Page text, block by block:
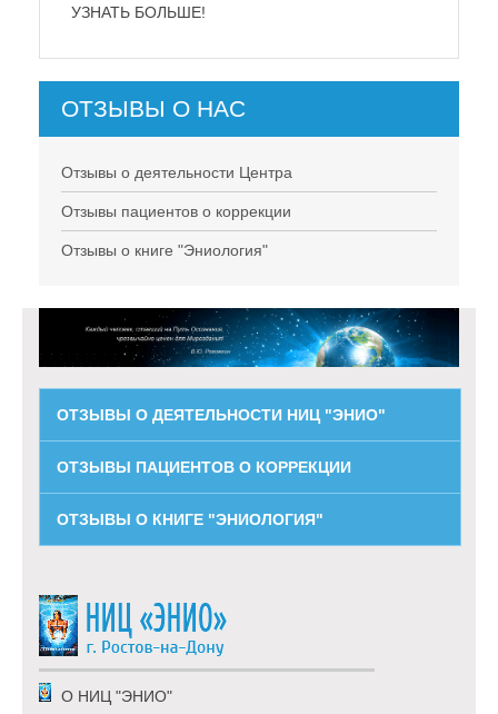
УЗНАТЬ БОЛЬШЕ!
ОТЗЫВЫ О НАС
Отзывы о деятельности Центра
Отзывы пациентов о коррекции
Отзывы о книге "Эниология"
ОТЗЫВЫ О ДЕЯТЕЛЬНОСТИ НИЦ "ЭНИО"
ОТЗЫВЫ ПАЦИЕНТОВ О КОРРЕКЦИИ
ОТЗЫВЫ О КНИГЕ "ЭНИОЛОГИЯ"
О НИЦ "ЭНИО"